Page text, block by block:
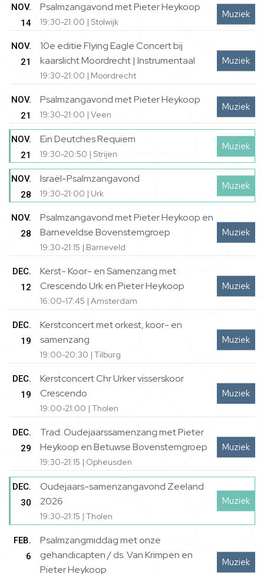
Muziek
NOV.
14
Psalmzangavond met Pieter Heykoop
19:30-21:00 | Stolwijk
Muziek
NOV.
21
10e editie Flying Eagle Concert bij
kaarslicht Moordrecht | Instrumentaal
19:30-21:00 | Moordrecht
Muziek
NOV.
21
Psalmzangavond met Pieter Heykoop
19:30-21:00 | Veen
Muziek
NOV.
21
Ein Deutches Requiem
19:30-20:50 | Strijen
Muziek
NOV.
28
Israël-Psalmzangavond
19:30-21:00 | Urk
Muziek
NOV.
28
Psalmzangavond met Pieter Heykoop en
Barneveldse Bovenstemgroep
19:30-21:15 | Barneveld
Muziek
DEC.
12
Kerst- Koor- en Samenzang met
Crescendo Urk en Pieter Heykoop
16:00-17:45 | Amsterdam
Muziek
DEC.
19
Kerstconcert met orkest, koor- en
samenzang
19:00-20:30 | Tilburg
Muziek
DEC.
19
Kerstconcert Chr Urker visserskoor
Crescendo
19:00-21:00 | Tholen
Muziek
DEC.
29
Trad. Oudejaarssamenzang met Pieter
Heykoop en Betuwse Bovenstemgroep
19:30-21:15 | Opheusden
Muziek
DEC.
30
Oudejaars-samenzangavond Zeeland
2026
19:30-21:15 | Tholen
Muziek
FEB.
6
Psalmzangmiddag met onze
gehandicapten / ds. Van Krimpen en
Pieter Heykoop